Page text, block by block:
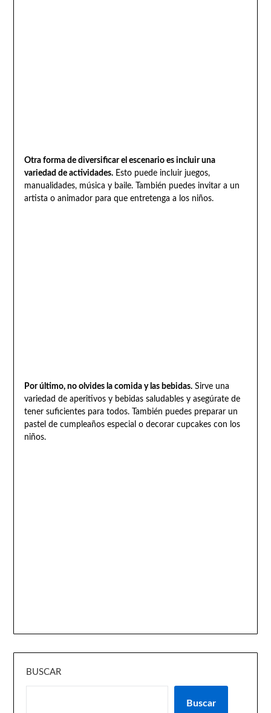
Otra forma de diversificar el escenario es incluir una
variedad de actividades.Esto puede incluir juegos,
manualidades, música y baile. También puedes invitar a un
artista o animador para que entretenga a los niños.
Por último, no olvides la comida y las bebidas.Sirve una
variedad de aperitivos y bebidas saludables y asegúrate de
tener suficientes para todos. También puedes preparar un
pastel de cumpleaños especial o decorar cupcakes con los
niños.
BUSCAR
Buscar